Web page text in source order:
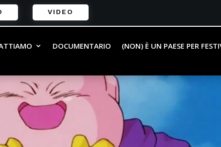
VIDEO
DOCUMENTARIO (NON) È UN PAESE PER